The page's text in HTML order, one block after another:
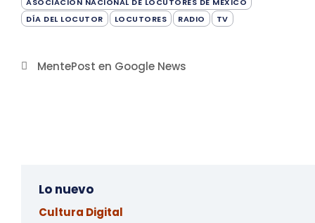
DÍA DEL LOCUTOR
LOCUTORES RADIO TV
MentePost en Google News
Lo nuevo
Cultura Digital